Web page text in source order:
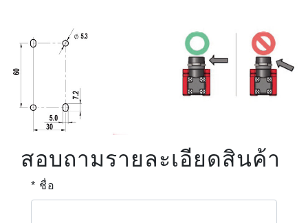
สอบถามรายละเอียดสินค้า
* ชื่อ